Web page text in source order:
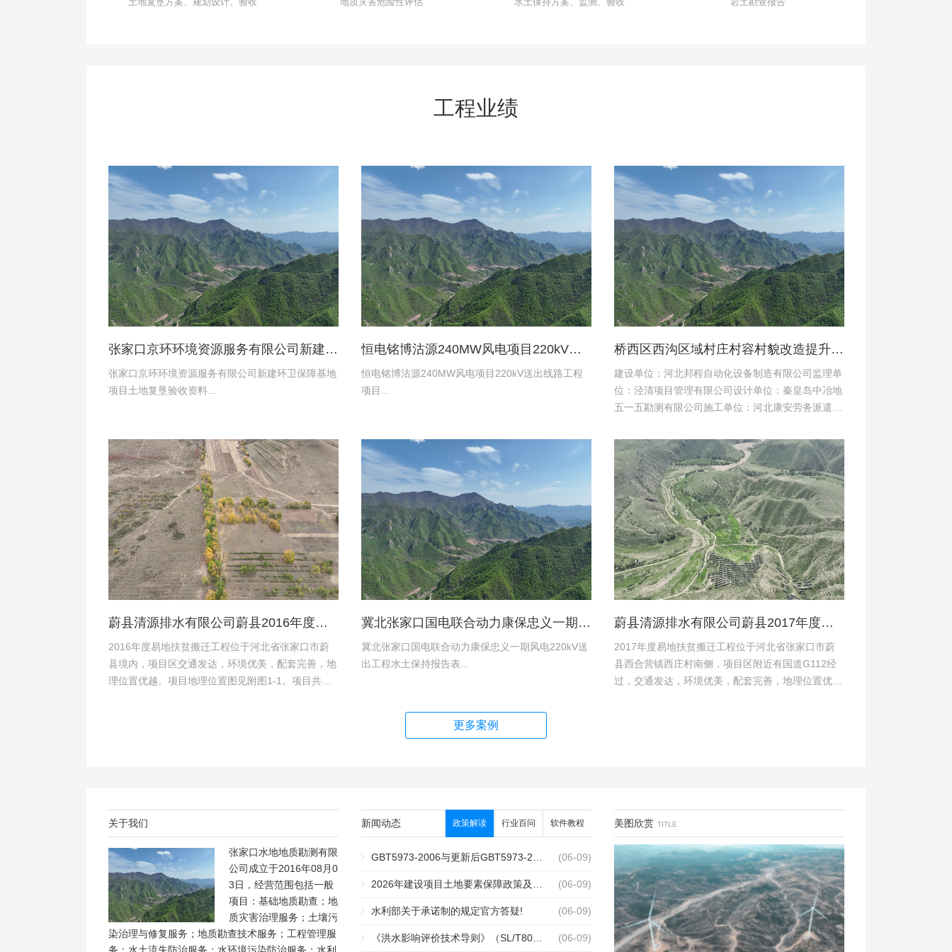
工程业绩
张家口京环环境资源服务有限公司新建环卫保障基地项目土地复垦验收资料
张家口京环环境资源服务有限公司新建环卫保障基地
项目土地复垦验收资料...
恒电铭博沽源240MW风电项目220kV送出线路工程项目土地复垦验收资料
恒电铭博沽源240MW风电项目220kV送出线路工程
项目...
桥西区西沟区域村庄村容村貌改造提升及基础设施建设项目堆料场土地复垦验收资料
建设单位：河北邦程自动化设备制造有限公司监理单
位：泾清项目管理有限公司设计单位：秦皇岛中冶地
五一五勘测有限公司施工单位：河北康安劳务派遣有
设施建设项目堆料...
蔚县清源排水有限公司蔚县2016年度易地扶贫搬迁工程水土保持方案
2016年度易地扶贫搬迁工程位于河北省张家口市蔚
县境内，项目区交通发达，环境优美，配套完善，地
理位置优越。项目地理位置图见附图1-1。项目共建1
冀北张家口国电联合动力康保忠义一期风电220kV送出工程水土保持报告表
冀北张家口国电联合动力康保忠义一期风电220kV送
出工程水土保持报告表...
蔚县清源排水有限公司蔚县2017年度易地扶贫搬迁工程（一期）水土保持方案
2017年度易地扶贫搬迁工程位于河北省张家口市蔚
县西合营镇西庄村南侧，项目区附近有国道G112经
过，交通发达，环境优美，配套完善，地理位置优
更多案例
关于我们
张家口水地地质勘测有限
公司成立于2016年08月0
3日，经营范围包括一般
项目：基础地质勘查；地
质灾害治理服务；土壤污
染治理与修复服务；地质勘查技术服务；工程管理服
新闻动态 政策解读 行业百问 软件教程
2个月前
(06-09)
2个月前
(06-09)
2个月前
(06-09)
水利部关于承诺制的规定官方答疑!
2个月前
(06-09)
《洪水影响评价技术导则》（SL/T808-2025）核心解读
美图欣赏 TITLE